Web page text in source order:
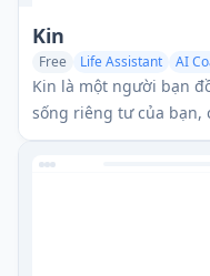
Kin
Free Life Assistant AI
Kin là một người bạn
sống riêng tư của bạn,
bảo mật và ghi nhớ